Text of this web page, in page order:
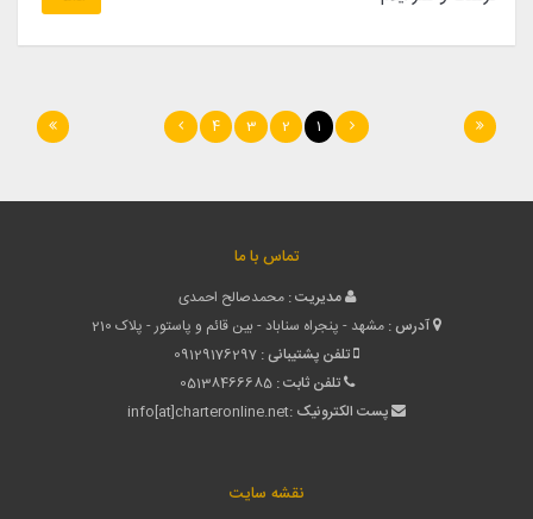
1
2
3
4
تماس با ما
مدیریت : محمدصالح احمدی
آدرس : مشهد - پنجراه سناباد - بین قائم و پاستور - پلاک 210
تلفن پشتیبانی : 09129176297
تلفن ثابت : 05138466685
پست الکترونیک :info[at]charteronline.net
نقشه سایت